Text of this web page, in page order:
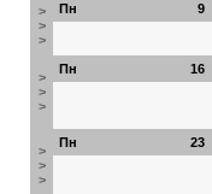
>
>
>
9
Пн
>
>
>
16
Пн
>
>
>
23
Пн